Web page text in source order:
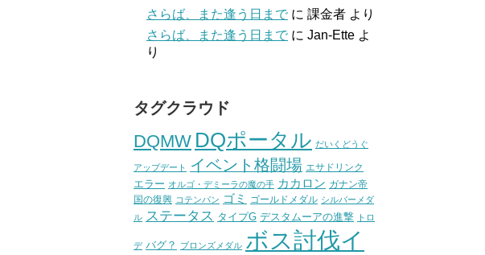
さらば、また逢う日まで に 課金者 より
さらば、また逢う日まで に Jan-Ette よ
り
タグクラウド
DQMW DQポータル だいくどうぐ
アップデート イベント格闘場 エサドリンク
エラー オルゴ・デミーラの魔の手 カカロン ガナン帝
国の復興 コテンパン ゴミ ゴールドメダル シルバーメダ
ル ステータス タイプG デスタムーアの進撃 トロ
デ バグ？ ブロンズメダル ボス討伐イ